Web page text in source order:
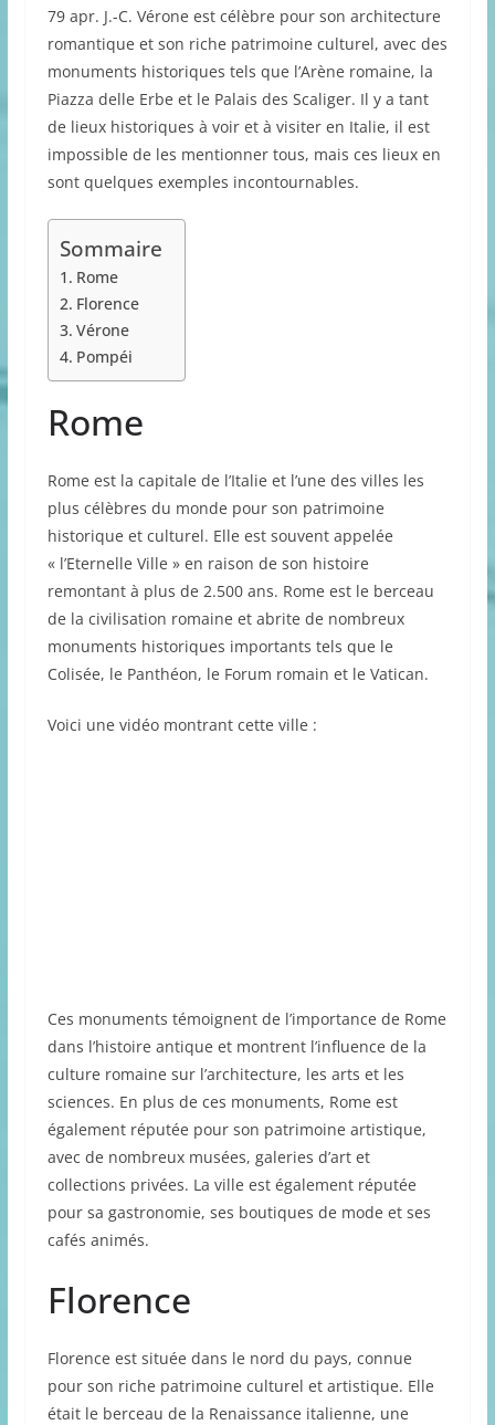
79 apr. J.-C. Vérone est célèbre pour son architecture
romantique et son riche patrimoine culturel, avec des
monuments historiques tels que l’Arène romaine, la
Piazza delle Erbe et le Palais des Scaliger. Il y a tant
de lieux historiques à voir et à visiter en Italie, il est
impossible de les mentionner tous, mais ces lieux en
sont quelques exemples incontournables.
Sommaire
Rome
Florence
Vérone
Pompéi
Rome
Rome est la capitale de l’Italie et l’une des villes les
plus célèbres du monde pour son patrimoine
historique et culturel. Elle est souvent appelée
« l’Eternelle Ville » en raison de son histoire
remontant à plus de 2.500 ans. Rome est le berceau
de la civilisation romaine et abrite de nombreux
monuments historiques importants tels que le
Colisée, le Panthéon, le Forum romain et le Vatican.
Voici une vidéo montrant cette ville :
Ces monuments témoignent de l’importance de Rome
dans l’histoire antique et montrent l’influence de la
culture romaine sur l’architecture, les arts et les
sciences. En plus de ces monuments, Rome est
également réputée pour son patrimoine artistique,
avec de nombreux musées, galeries d’art et
collections privées. La ville est également réputée
pour sa gastronomie, ses boutiques de mode et ses
cafés animés.
Florence
Florence est située dans le nord du pays, connue
pour son riche patrimoine culturel et artistique. Elle
était le berceau de la Renaissance italienne, une